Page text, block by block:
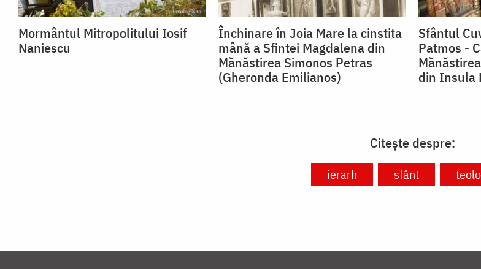
Mormântul Mitropolitului Iosif
Naniescu
Închinare în Joia Mare la cinstita
mână a Sfintei Magdalena din
Mănăstirea Simonos Petras
(Gheronda Emilianos)
Sfântul
Patmos -
din Insula
Citește despre:
ierarh sfânt